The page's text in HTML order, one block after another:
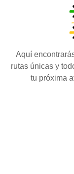
Aquí
rutas únicas y
tu próxima